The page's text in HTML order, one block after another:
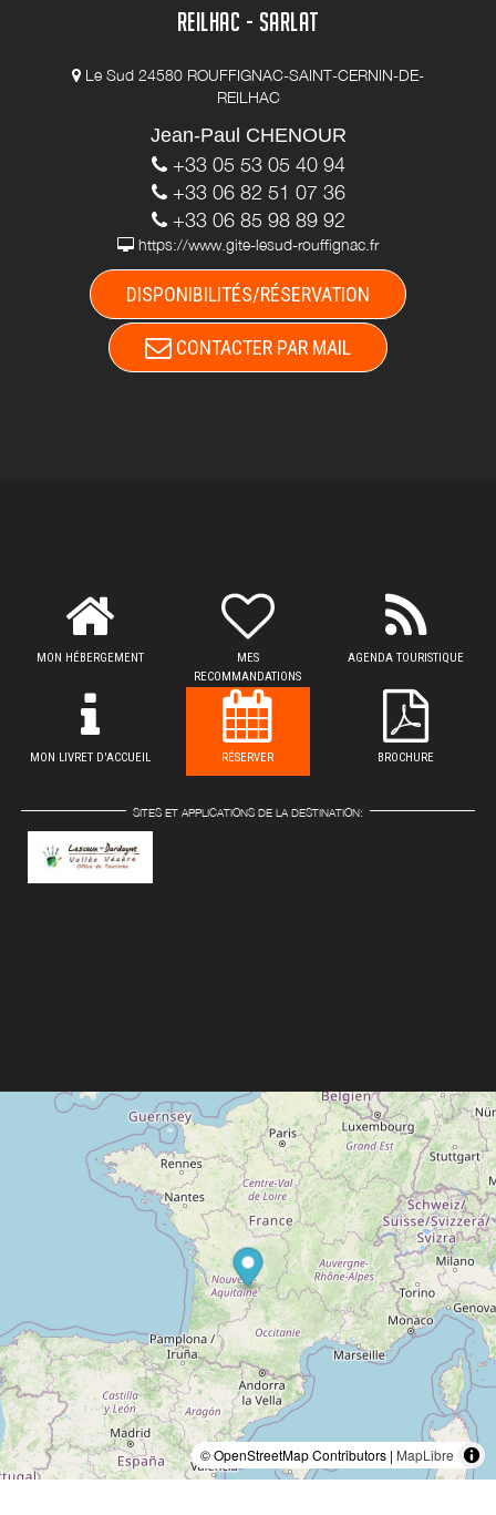
REILHAC - SARLAT
Le Sud 24580 ROUFFIGNAC-SAINT-CERNIN-DE-
REILHAC
Jean-Paul CHENOUR
+33 05 53 05 40 94
+33 06 82 51 07 36
+33 06 85 98 89 92
https://www.gite-lesud-rouffignac.fr
DISPONIBILITÉS/RÉSERVATION
CONTACTER PAR MAIL
MON HÉBERGEMENT
MES
RECOMMANDATIONS
AGENDA TOURISTIQUE
MON LIVRET D'ACCUEIL RÉSERVER BROCHURE
SITES ET APPLICATIONS DE LA DESTINATION:
© OpenStreetMap Contributors | MapLibre